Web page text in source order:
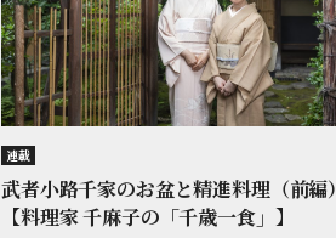
連載
武者小路千家のお盆と精進料理（前編）
【料理家 千麻子の「千歳一食」】